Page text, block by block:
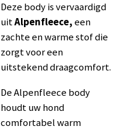
Deze body is vervaardigd
uitAlpenfleece,een
zachte en warme stof die
zorgt voor een
uitstekend draagcomfort.
De Alpenfleece body
houdt uw hond
comfortabel warm